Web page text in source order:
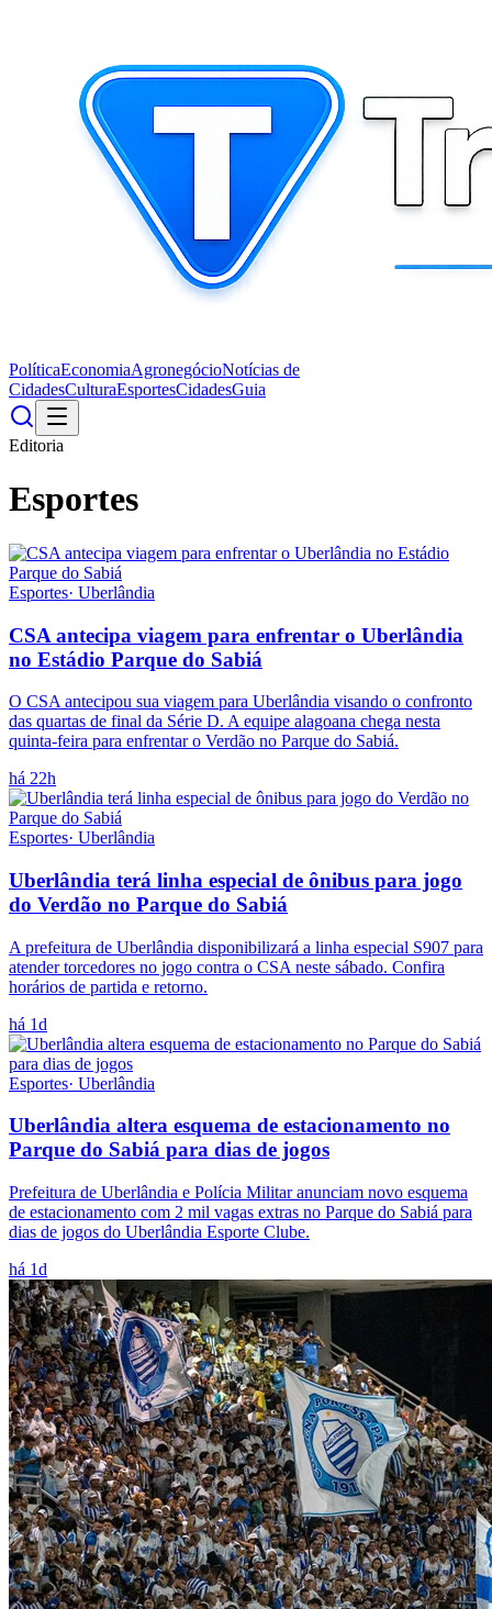
PolíticaEconomiaAgronegócioNotícias de
CidadesCulturaEsportesCidadesGuia
Editoria
Esportes
Esportes· Uberlândia
CSA antecipa viagem para enfrentar o Uberlândia
no Estádio Parque do Sabiá
O CSA antecipou sua viagem para Uberlândia visando o confronto
das quartas de final da Série D. A equipe alagoana chega nesta
quinta-feira para enfrentar o Verdão no Parque do Sabiá.
há 22h
Esportes· Uberlândia
Uberlândia terá linha especial de ônibus para jogo
do Verdão no Parque do Sabiá
A prefeitura de Uberlândia disponibilizará a linha especial S907 para
atender torcedores no jogo contra o CSA neste sábado. Confira
horários de partida e retorno.
há 1d
Esportes· Uberlândia
Uberlândia altera esquema de estacionamento no
Parque do Sabiá para dias de jogos
Prefeitura de Uberlândia e Polícia Militar anunciam novo esquema
de estacionamento com 2 mil vagas extras no Parque do Sabiá para
dias de jogos do Uberlândia Esporte Clube.
há 1d